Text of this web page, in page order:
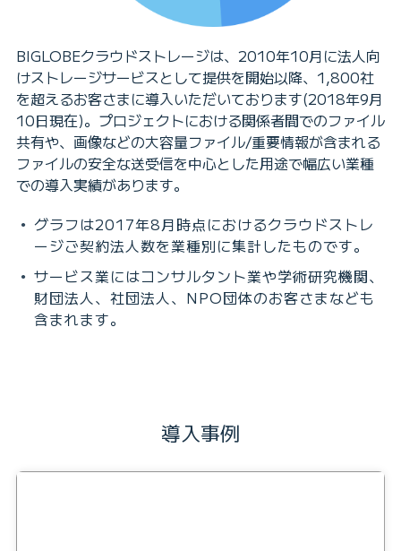
BIGLOBEクラウドストレージは、2010年10月に法人向
けストレージサービスとして提供を開始以降、1,800社
を超えるお客さまに導入いただいております(2018年9月
10日現在)。プロジェクトにおける関係者間でのファイル
共有や、画像などの大容量ファイル/重要情報が含まれる
ファイルの安全な送受信を中心とした用途で幅広い業種
での導入実績があります。
グラフは2017年8月時点におけるクラウドストレ
ージご契約法人数を業種別に集計したものです。
サービス業にはコンサルタント業や学術研究機関、
財団法人、社団法人、NPO団体のお客さまなども
含まれます。
導入事例